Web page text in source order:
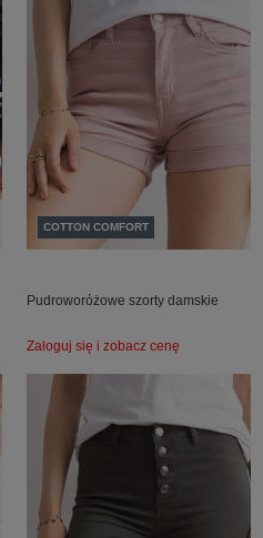
COTTON COMFORT
Pudroworóżowe szorty damskie
Zaloguj się i zobacz cenę